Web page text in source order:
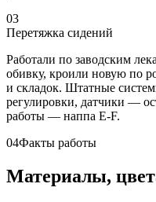
03
Перетяжка сидений
Работали по заводским
обивку, кроили новую по
и складок. Штатные
регулировки, датчики —
работы — наппа E-F.
04Факты работы
Материалы,